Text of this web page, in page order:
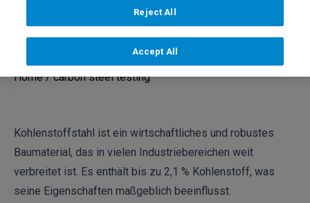
Home /carbon steel testing
Kohlenstoffstahl ist ein wirtschaftliches und robustes
Baumaterial, das in vielen Industriebereichen weit
verbreitet ist. Es enthält bis zu 2,1 % Kohlenstoff, was
seine Eigenschaften maßgeblich beeinflusst.
Reject All
Accept All